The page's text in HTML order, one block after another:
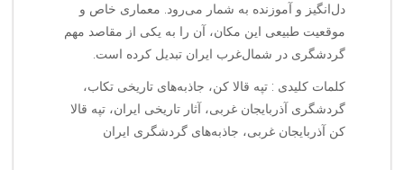
دل‌انگیز و آموزنده به شمار می‌رود. معماری خاص و
موقعیت طبیعی این مکان، آن را به یکی از مقاصد مهم
گردشگری در شمال‌غرب ایران تبدیل کرده است.
کلمات کلیدی : تپه قالا کن، جاذبه‌های تاریخی تکاب،
گردشگری آذربایجان غربی، آثار تاریخی ایران، تپه قالا
کن آذربایجان غربی، جاذبه‌های گردشگری ایران